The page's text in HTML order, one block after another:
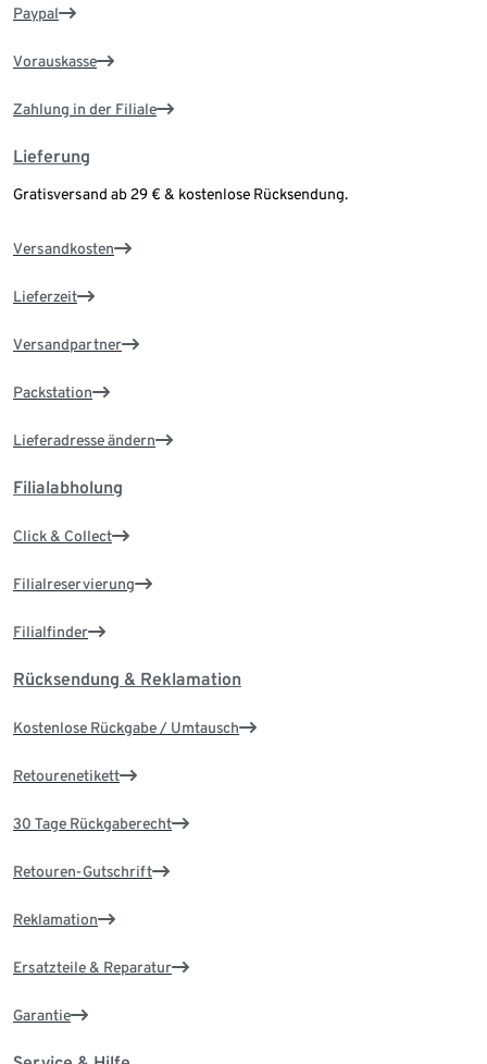
Paypal
Vorauskasse
Zahlung in der Filiale
Lieferung
Gratisversand ab 29 € & kostenlose Rücksendung.
Versandkosten
Lieferzeit
Versandpartner
Packstation
Lieferadresse ändern
Filialabholung
Click & Collect
Filialreservierung
Filialfinder
Rücksendung & Reklamation
Kostenlose Rückgabe / Umtausch
Retourenetikett
30 Tage Rückgaberecht
Retouren-Gutschrift
Reklamation
Ersatzteile & Reparatur
Garantie